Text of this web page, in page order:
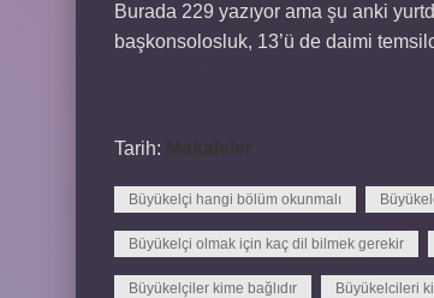
Burada 229 yazıyor ama şu anki
başkonsolosluk, 13’ü de daimi
Tarih: Makaleler
Büyükelçi hangi bölüm okunmalı
Büyükelçi olmak için kaç dil bilmek gerekir
Büyükelçiler kime bağlıdır Büyükelcileri